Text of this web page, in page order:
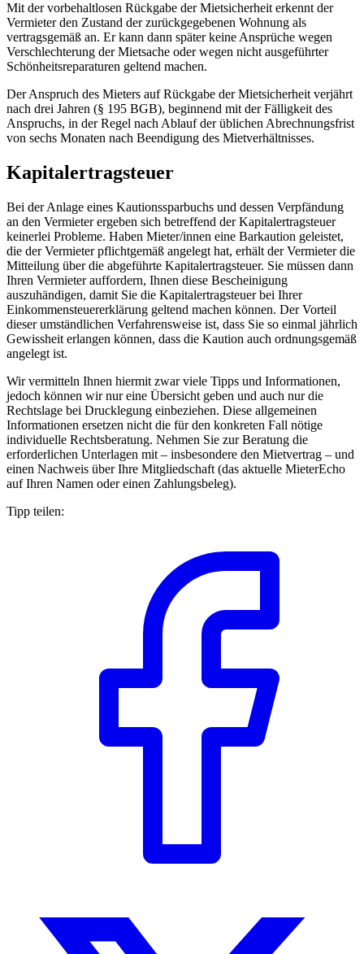
Mit der vorbehaltlosen Rückgabe der Mietsicherheit erkennt der
Vermieter den Zustand der zurückgegebenen Wohnung als
vertragsgemäß an. Er kann dann später keine Ansprüche wegen
Verschlechterung der Mietsache oder wegen nicht ausgeführter
Schönheitsreparaturen geltend machen.
Der Anspruch des Mieters auf Rückgabe der Mietsicherheit verjährt
nach drei Jahren (§ 195 BGB), beginnend mit der Fälligkeit des
Anspruchs, in der Regel nach Ablauf der üblichen Abrechnungsfrist
von sechs Monaten nach Beendigung des Mietverhältnisses.
Kapitalertragsteuer
Bei der Anlage eines Kautionssparbuchs und dessen Verpfändung
an den Vermieter ergeben sich betreffend der Kapitalertragsteuer
keinerlei Probleme. Haben Mieter/innen eine Barkaution geleistet,
die der Vermieter pflichtgemäß angelegt hat, erhält der Vermieter die
Mitteilung über die abgeführte Kapitalertragsteuer. Sie müssen dann
Ihren Vermieter auffordern, Ihnen diese Bescheinigung
auszuhändigen, damit Sie die Kapitalertragsteuer bei Ihrer
Einkommensteuererklärung geltend machen können. Der Vorteil
dieser umständlichen Verfahrensweise ist, dass Sie so einmal jährlich
Gewissheit erlangen können, dass die Kaution auch ordnungsgemäß
angelegt ist.
Wir vermitteln Ihnen hiermit zwar viele Tipps und Informationen,
jedoch können wir nur eine Übersicht geben und auch nur die
Rechtslage bei Drucklegung einbeziehen. Diese allgemeinen
Informationen ersetzen nicht die für den konkreten Fall nötige
individuelle Rechtsberatung. Nehmen Sie zur Beratung die
erforderlichen Unterlagen mit – insbesondere den Mietvertrag – und
einen Nachweis über Ihre Mitgliedschaft (das aktuelle MieterEcho
auf Ihren Namen oder einen Zahlungsbeleg).
Tipp teilen: